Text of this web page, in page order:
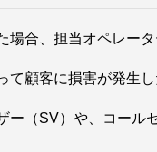
合、担当オペレー
顧客に損害が発生
ー（SV）や、コー